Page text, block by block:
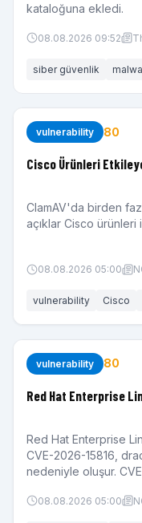
kataloğuna ekledi.
08.08.2026 09:52
siber güvenlik
vulnerability 80
Cisco Ürünleri
ClamAV'da birden
açıklar Cisco
08.08.2026 05:00
vulnerability Cisco
vulnerability 80
Red Hat Enterprise
Red Hat Enterprise
CVE-2026-15816,
nedeniyle oluşur.
08.08.2026 05:00